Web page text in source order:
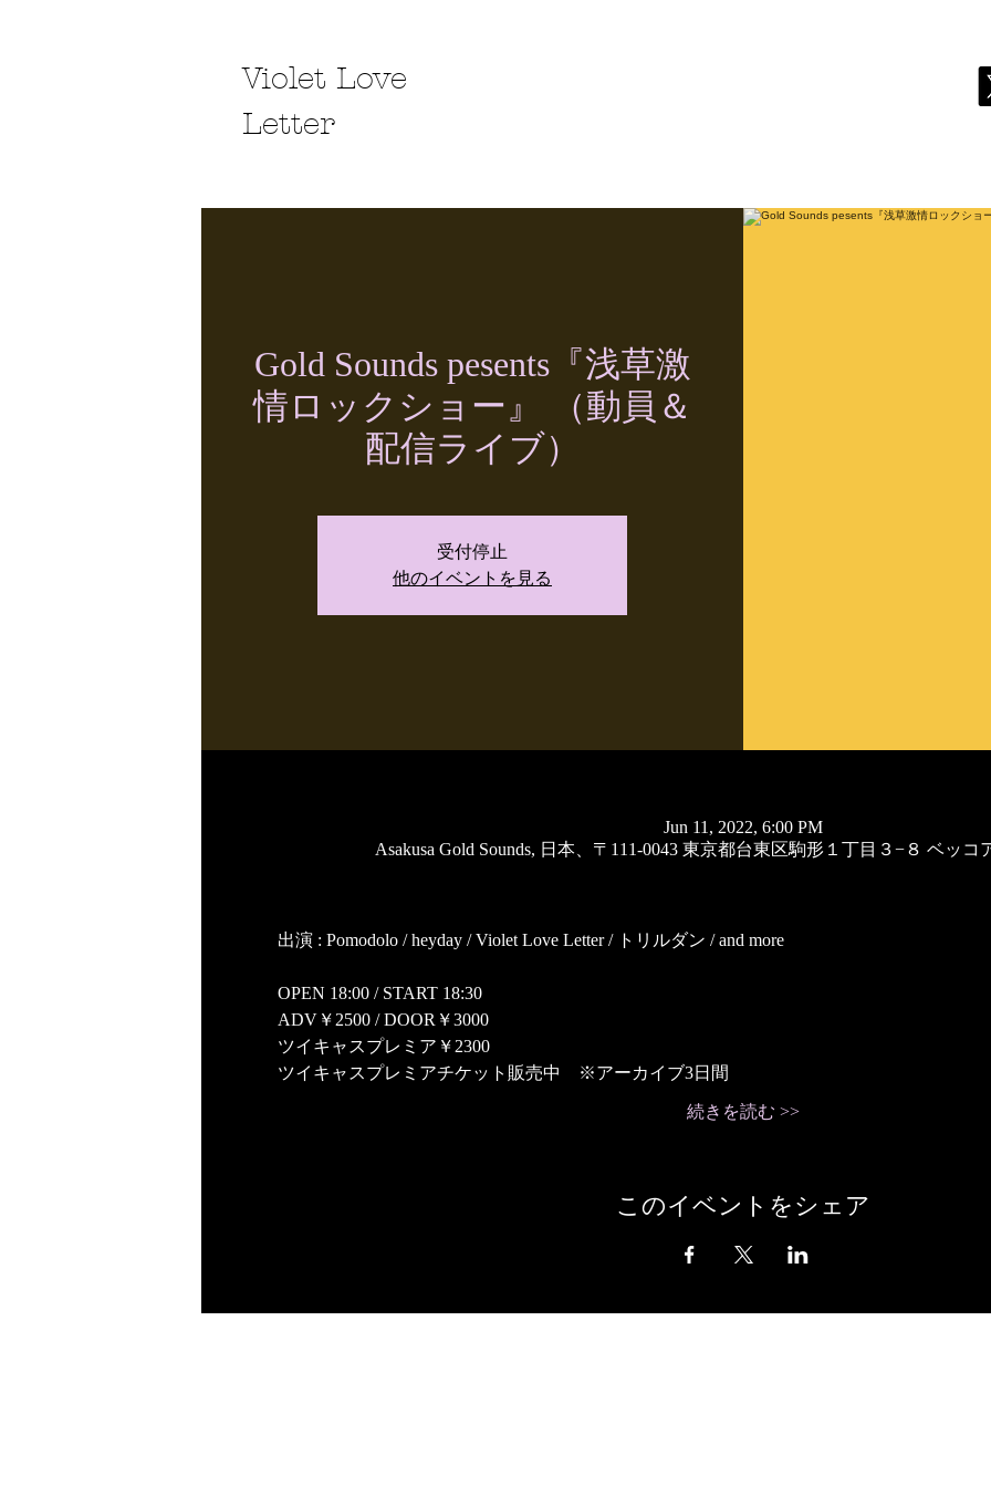
Violet Love
Letter
Gold Sounds pesents『浅草激
情ロックショー』 （動員＆
配信ライブ）
受付停止
他のイベントを見る
Jun 11, 2022, 6:00 PM
Asakusa Gold Sounds, 日本、〒111-0043 東京都台東区駒形１丁目３−８ ベッコ
出演 : Pomodolo / heyday / Violet Love Letter / トリルダン / and more
OPEN 18:00 / START 18:30
ADV￥2500 / DOOR￥3000
ツイキャスプレミア￥2300
​ツイキャスプレミアチケット販売中　※​アーカイブ3日間​
続きを読む >>
このイベントをシェア